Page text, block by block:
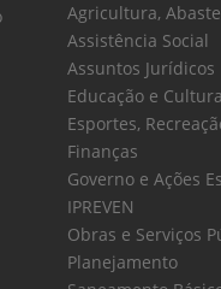
Agricultura,
Assistência Social
Assuntos Jurídicos
Educação e Cultura
Esportes,
Finanças
Governo e Ações
IPREVEN
Obras e Serviços
Planejamento